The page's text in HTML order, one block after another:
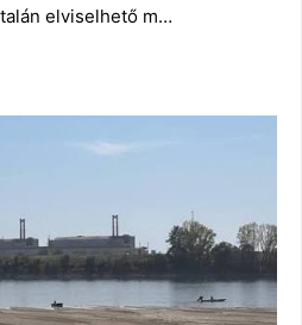
elviselhető m…